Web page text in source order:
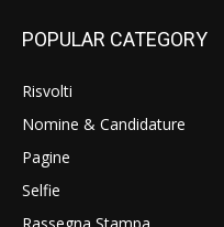
POPULAR CATEGORY
Risvolti
Nomine & Candidature
Pagine
Selfie